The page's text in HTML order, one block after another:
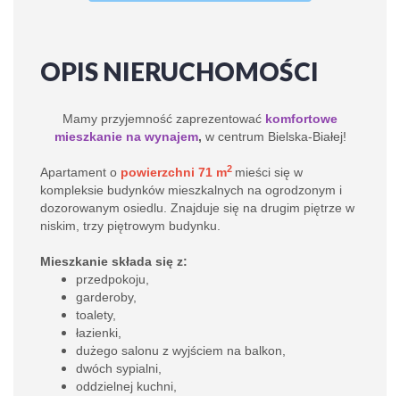
OPIS NIERUCHOMOŚCI
Mamy przyjemność zaprezentować komfortowe
mieszkanie na wynajem, w centrum Bielska-Białej!
Apartament o powierzchni 71 m2 mieści się w
kompleksie budynków mieszkalnych na ogrodzonym i
dozorowanym osiedlu. Znajduje się na drugim piętrze w
niskim, trzy piętrowym budynku.
Mieszkanie składa się z:
przedpokoju,
garderoby,
toalety,
łazienki,
dużego salonu z wyjściem na balkon,
dwóch sypialni,
oddzielnej kuchni,